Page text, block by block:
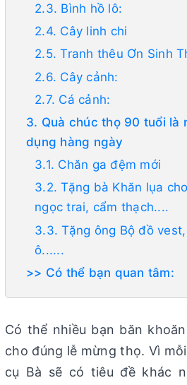
2.3. Bình hồ lô:
2.4. Cây linh chi
2.5. Tranh thêu Ơn Sinh
2.6. Cây cảnh:
2.7. Cá cảnh:
3. Quà chúc thọ 90 tuổi là
dụng hàng ngày
3.1. Chăn ga đệm mới
3.2. Tặng bà Khăn lụa
ngọc trai, cẩm thạch....
3.3. Tặng ông Bộ đồ
ô......
>> Có thể bạn quan tâm:
Có thể nhiều bạn băn
cho đúng lễ mừng thọ. Vì
cụ Bà sẽ có tiêu đề khác